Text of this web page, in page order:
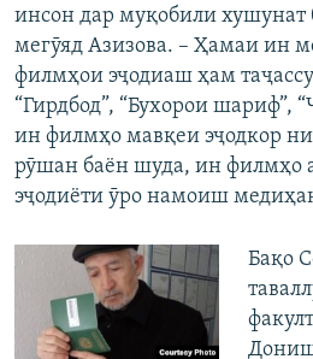
инсон дар муқобили хушунат
мегӯяд Азизова. – Ҳамаи ин
филмҳои эҷодиаш ҳам
“Гирдбод”, “Бухорои шариф”,
ин филмҳо мавқеи эҷодкор
рӯшан баён шуда, ин филмҳо
эҷодиёти ӯро намоиш
Бақо